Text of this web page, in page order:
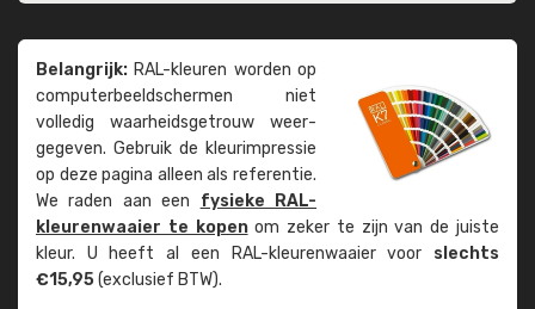
Belangrijk: RAL-kleuren worden op
computer­beeld­schermen niet
volledig waarheids­­getrouw weer­
gegeven. Gebruik de kleur­impressie
op deze pagina alleen als referentie.
We raden aan een fysieke RAL-
kleuren­waaier te kopenom zeker te zijn van de juiste
kleur. U heeft al een RAL-kleuren­waaier voor slechts
€15,95(exclusief BTW).